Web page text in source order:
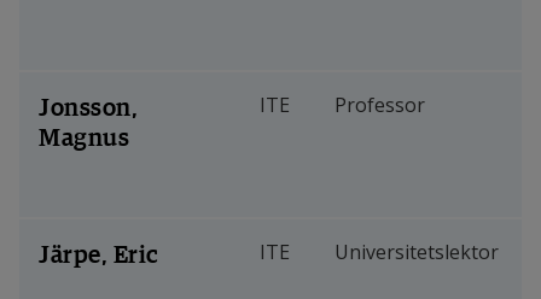
Jonsson,
Magnus
ITE Professor
Järpe, Eric ITE Universitetslektor